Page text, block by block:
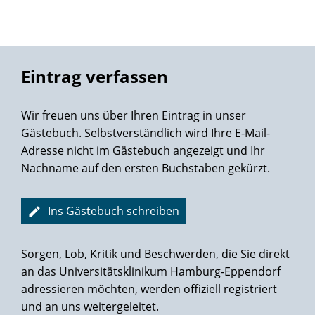
haben.
Vielen Dank für alles,
Eintrag verfassen
Wir freuen uns über Ihren Eintrag in unser
Gästebuch. Selbstverständlich wird Ihre E-Mail-
Adresse nicht im Gästebuch angezeigt und Ihr
Nachname auf den ersten Buchstaben gekürzt.
Ins Gästebuch schreiben
Sorgen, Lob, Kritik und Beschwerden, die Sie direkt
an das Universitätsklinikum Hamburg-Eppendorf
adressieren möchten, werden offiziell registriert
und an uns weitergeleitet.